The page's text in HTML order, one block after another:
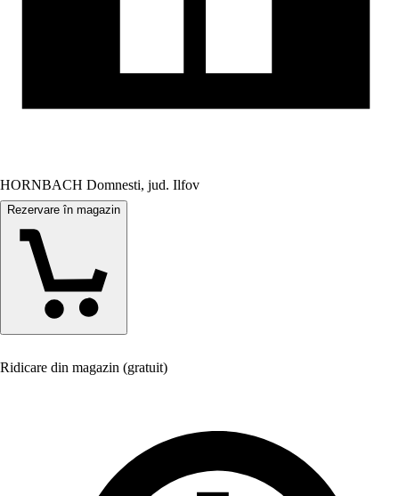
HORNBACH Domnesti, jud. Ilfov
Rezervare în magazin
Ridicare din magazin (gratuit)